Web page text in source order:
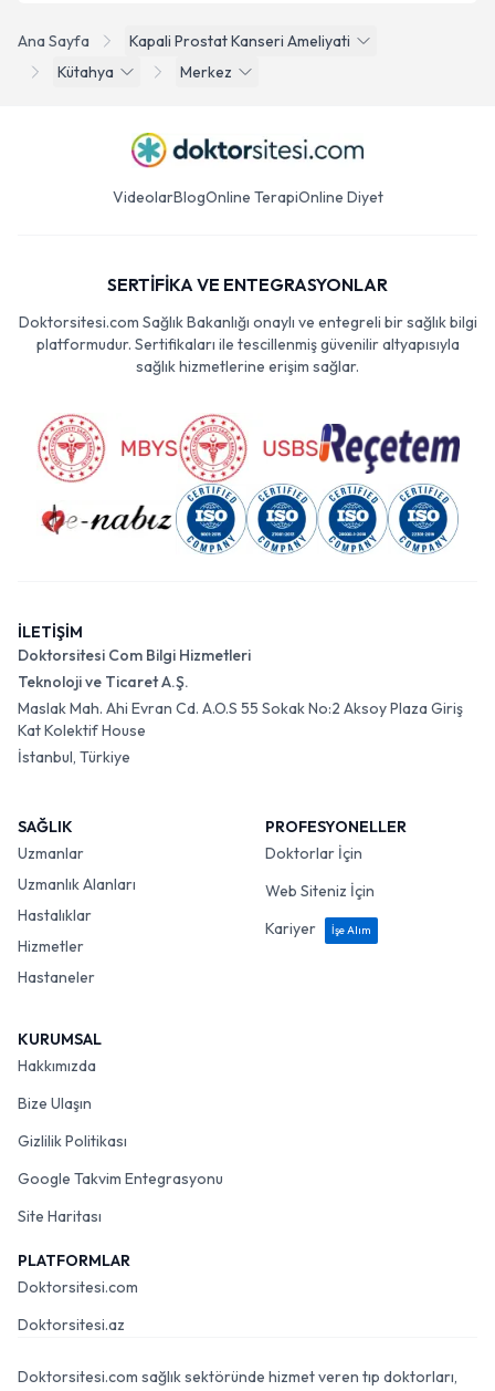
Ana Sayfa
Kapali Prostat Kanseri Ameliyati
Kütahya
Merkez
VideolarBlogOnline TerapiOnline Diyet
SERTİFİKA VE ENTEGRASYONLAR
Doktorsitesi.com Sağlık Bakanlığı onaylı ve entegreli bir sağlık bilgi
platformudur. Sertifikaları ile tescillenmiş güvenilir altyapısıyla
sağlık hizmetlerine erişim sağlar.
İLETİŞİM
Doktorsitesi Com Bilgi Hizmetleri
Teknoloji ve Ticaret A.Ş.
Maslak Mah. Ahi Evran Cd. A.O.S 55 Sokak No:2 Aksoy Plaza Giriş
Kat Kolektif House
İstanbul, Türkiye
SAĞLIK
Uzmanlar
Uzmanlık Alanları
Hastalıklar
Hizmetler
Hastaneler
PROFESYONELLER
Doktorlar İçin
Web Siteniz İçin
Kariyer
İşe Alım
KURUMSAL
Hakkımızda
Bize Ulaşın
Gizlilik Politikası
Google Takvim Entegrasyonu
Site Haritası
PLATFORMLAR
Doktorsitesi.com
Doktorsitesi.az
Doktorsitesi.com sağlık sektöründe hizmet veren tıp doktorları,